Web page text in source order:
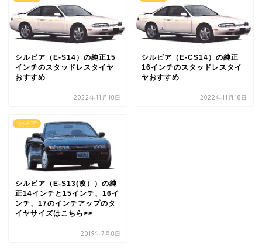
シルビア（E-S14）の純正15
インチのスタッドレスタイヤ
おすすめ
2022年11月18日
シルビア（E-CS14）の純正
16インチのスタッドレスタイ
ヤおすすめ
2022年11月18日
シルビア
シルビア（E-S13(改））の純
正14インチと15インチ、16イ
ンチ、17のインチアップのタ
イヤサイズはこちら>>
2019年7月8日